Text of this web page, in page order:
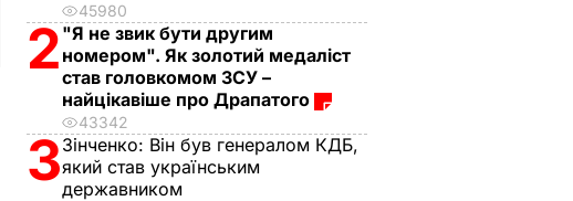
45980
2 "Я не звик бути другим
номером". Як золотий медаліст
став головкомом ЗСУ –
найцікавіше про Драпатого
43342
3Зінченко: Він був генералом КДБ,
який став українським
державником